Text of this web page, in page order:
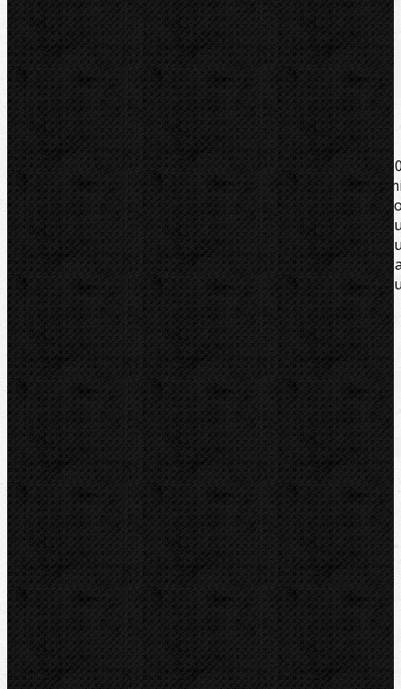
Značka:
REMS
Popis
Zařazení
Komentáře (0)
K ohýbačkám REMS Sinus, Curvo, Akku-Curvo, Curvo
(s adaptérem 582120). Pevný v tvaru a tlaku. Z
pevného, vysoce kluzného polyamidu
skelným vláknem. Optimální shoda ohýbacího
a smýkadla zaručuje klouzání podle daného
bez vzniku trhlin a vrásek. Stupnice úhlů 0 až 180°
každém ohýb. segmentu a označení na každém
pro přesné ohýbání. Rychlá výměna.
Zařazení
Elektrické
Elektrické / Ohýbací segmenty REMS
Komentáře
Přidat komentář
Sortiment
Akce
Mechanické